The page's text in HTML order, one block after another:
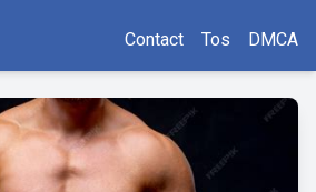
Contact Tos DMCA